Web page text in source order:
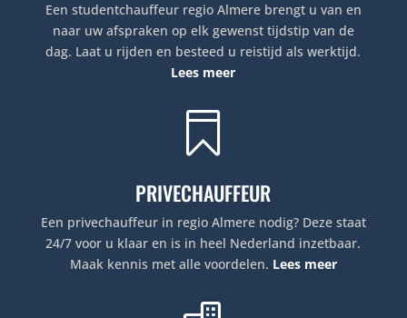
Een studentchauffeur regio Almere brengt u van en
naar uw afspraken op elk gewenst tijdstip van de
dag. Laat u rijden en besteed u reistijd als werktijd.
Lees meer

PRIVECHAUFFEUR
Een privechauffeur in regio Almere nodig? Deze staat
24/7 voor u klaar en is in heel Nederland inzetbaar.
Maak kennis met alle voordelen. Lees meer